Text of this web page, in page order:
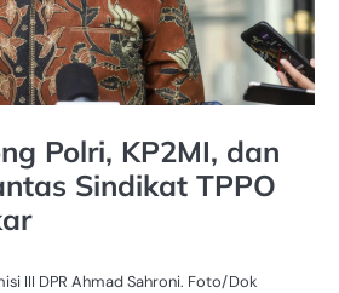
Polri, KP2MI, dan
Sindikat TPPO
III DPR Ahmad Sahroni. Foto/Dok